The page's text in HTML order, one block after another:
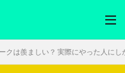
クは羨ましい？ 実際にやった人にし